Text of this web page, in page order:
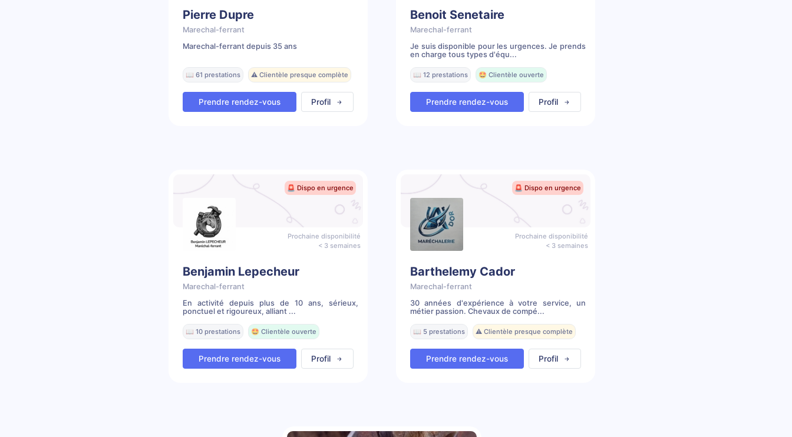
Pierre Dupre
Marechal-ferrant
Marechal-ferrant depuis 35 ans
📖 61 prestations ⚠️ Clientèle presque complète
Prendre rendez-vous Profil
Benoit Senetaire
Marechal-ferrant
Je suis disponible pour les urgences. Je prends
en charge tous types d'équ...
📖 12 prestations 🤩 Clientèle ouverte
Prendre rendez-vous Profil
🚨 Dispo en urgence
Prochaine disponibilité
< 3 semaines
Benjamin Lepecheur
Marechal-ferrant
En activité depuis plus de 10 ans, sérieux,
ponctuel et rigoureux, alliant ...
📖 10 prestations 🤩 Clientèle ouverte
Prendre rendez-vous Profil
🚨 Dispo en urgence
Prochaine disponibilité
< 3 semaines
Barthelemy Cador
Marechal-ferrant
30 années d'expérience à votre service, un
métier passion. Chevaux de compé...
📖 5 prestations ⚠️ Clientèle presque complète
Prendre rendez-vous Profil